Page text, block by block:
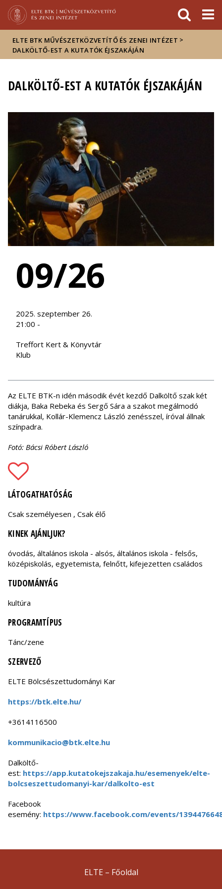
Hírek
Események
ELTE a
sajtóban
ELTE BTK MŰVÉSZETKÖZVETÍTŐ ÉS ZENEI INTÉZET >
DALKÖLTŐ-EST A KUTATÓK ÉJSZAKÁJÁN
DALKÖLTŐ-EST A KUTATÓK ÉJSZAKÁJÁN
09/26
2025. szeptember 26.
21:00 -
Treffort Kert & Könyvtár
Klub
Az ELTE BTK-n idén második évét kezdő Dalköltő szak két
diákja, Baka Rebeka és Sergő Sára a szakot megálmodó
tanárukkal, Kollár-Klemencz László zenésszel, íróval állnak
színpadra.
Fotó: Bácsi Róbert László
LÁTOGATHATÓSÁG
Csak személyesen , Csak élő
KINEK AJÁNLJUK?
óvodás, általános iskola - alsós, általános iskola - felsős,
középiskolás, egyetemista, felnőtt, kifejezetten családos
TUDOMÁNYÁG
kultúra
PROGRAMTÍPUS
Tánc/zene
SZERVEZŐ
ELTE Bölcsészettudományi Kar
https://btk.elte.hu/
+3614116500
kommunikacio@btk.elte.hu
Dalköltő-
est: https://app.kutatokejszakaja.hu/esemenyek/elte-
bolcseszettudomanyi-kar/dalkolto-est
Facebook
esemény: https://www.facebook.com/events/
ELTE – Főoldal